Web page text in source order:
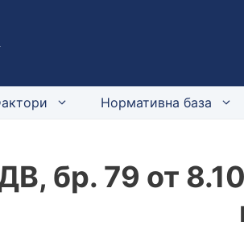
Нормативна база
бр. 79 от